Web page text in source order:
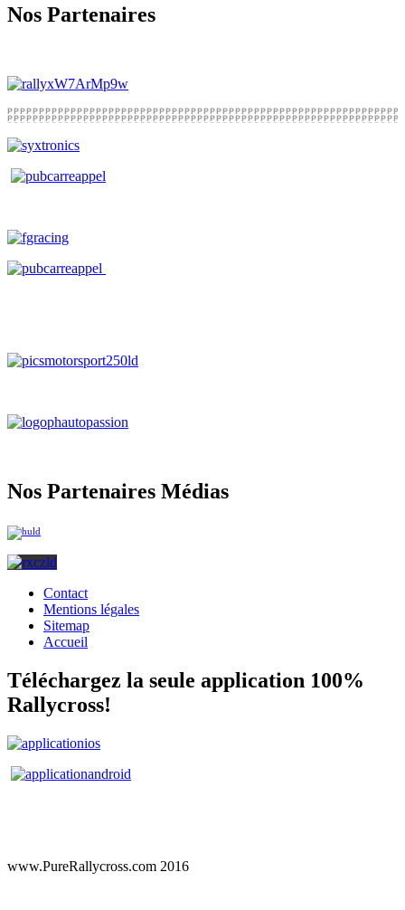
Nos Partenaires
Nos Partenaires Médias
Contact
Mentions légales
Sitemap
Accueil
Téléchargez la seule application 100%
Rallycross!
www.PureRallycross.com 2016